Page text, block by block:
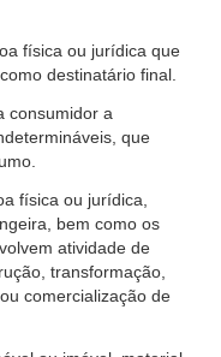
física ou jurídica que
destinatário final.
consumidor a
que
física ou jurídica,
bem como os
atividade de
transformação,
comercialização de